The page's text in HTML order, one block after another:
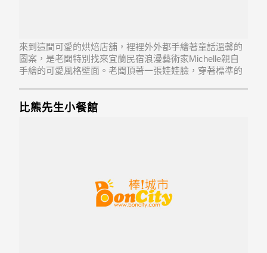
來到這間可愛的烘焙店舖，裡裡外外都手繪著童話溫馨的
圖案，是老闆特別找來宜蘭民宿浪漫藝術家Michelle親自
手繪的可愛風格壁面。老闆頂著一張娃娃臉，穿著標準的
似。而魔法兔正好說明老闆堅持使用乾淨無毒害
比熊先生小餐館